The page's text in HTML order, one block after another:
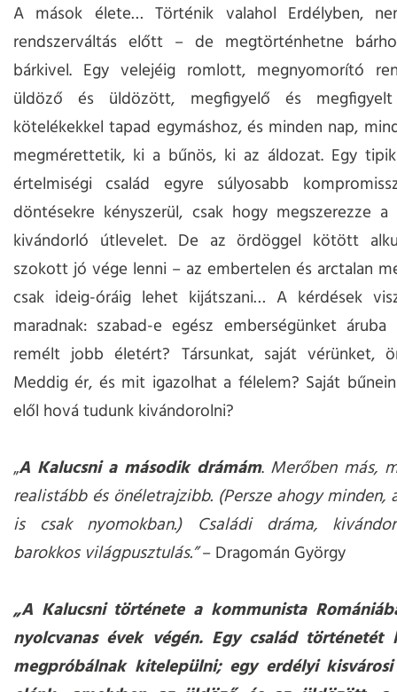
A mások élete… Történik valahol Erdélyben,
rendszerváltás előtt – de megtörténhetne
bárkivel. Egy velejéig romlott, megnyomorító
üldöző és üldözött, megfigyelő és megfigyelt
kötelékekkel tapad egymáshoz, és minden nap,
megmérettetik, ki a bűnös, ki az áldozat. Egy
értelmiségi család egyre súlyosabb
döntésekre kényszerül, csak hogy megszerezze
kivándorló útlevelet. De az ördöggel kötött
szokott jó vége lenni – az embertelen és arctalan
csak ideig-óráig lehet kijátszani… A kérdések
maradnak: szabad-e egész emberségünket
remélt jobb életért? Társunkat, saját vérünket,
Meddig ér, és mit igazolhat a félelem? Saját
elől hová tudunk kivándorolni?
„A Kalucsni a második drámám. Merőben más,
realistább és önéletrajzibb. (Persze ahogy minden,
is csak nyomokban.) Családi dráma,
barokkos világpusztulás.”– Dragomán György
„A Kalucsni története a kommunista
nyolcvanas évek végén. Egy család
megpróbálnak kitelepülni; egy erdélyi